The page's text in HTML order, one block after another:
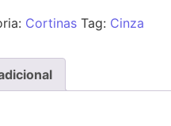
Cortinas Tag: Cinza